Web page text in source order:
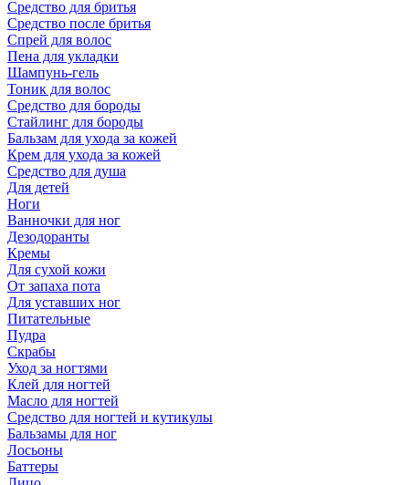
Средство для бритья
Средство после бритья
Спрей для волос
Пена для укладки
Шампунь-гель
Тоник для волос
Средство для бороды
Стайлинг для бороды
Бальзам для ухода за кожей
Крем для ухода за кожей
Средство для душа
Для детей
Ноги
Ванночки для ног
Дезодоранты
Кремы
Для сухой кожи
От запаха пота
Для уставших ног
Питательные
Пудра
Скрабы
Уход за ногтями
Клей для ногтей
Масло для ногтей
Средство для ногтей и кутикулы
Бальзамы для ног
Лосьоны
Баттеры